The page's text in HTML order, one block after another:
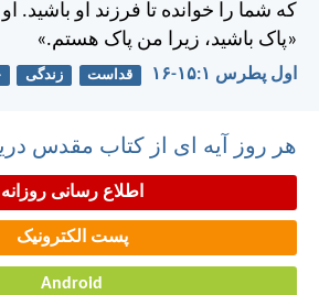
كه شما را خوانده تا فرزند او
«پاک باشيد، زيرا من پاک هستم.»
اول پطرس ۱:‏۱۵-‏۱۶ قداست زندگی
هر روز آیه ای از کتاب مقدس
اطلاع رسانی روزانه
پست الکترونیک
Android